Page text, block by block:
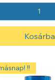
Kosárba
‼️